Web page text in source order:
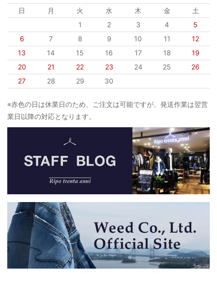
日 月 火 水 木 金
土
1
2 3 4
5
6
7 8 9 10 11
12
13
14 15 16 17 18
19
20
21 22 23 24 25
26
27
28 29 30
※赤色の日は休業日のため、ご注文は可能ですが、発送作業は翌営
業日以降の対応となります。